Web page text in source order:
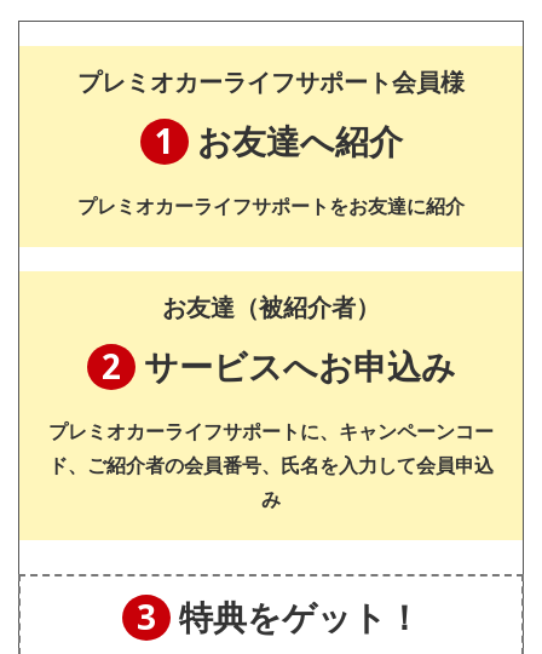
プレミオカーライフサポート会員様
1 お友達へ紹介
プレミオカーライフサポートをお友達に紹介
お友達（被紹介者）
2 サービスへお申込み
プレミオカーライフサポートに、キャンペーンコー
ド、ご紹介者の会員番号、氏名を入力して会員申込
み
3 特典をゲット！